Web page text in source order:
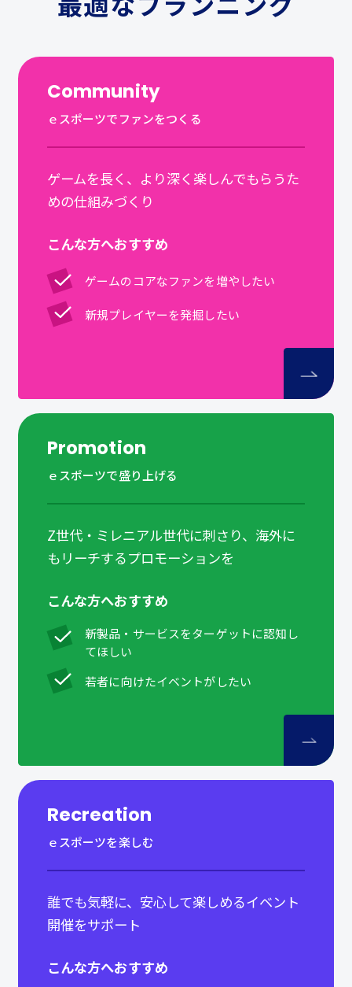
Community
ｅスポーツでファンをつくる
ゲームを長く、より深く楽しんでもらうた
めの仕組みづくり
こんな方へおすすめ
ゲームのコアなファンを増やしたい
新規プレイヤーを発掘したい
Promotion
ｅスポーツで盛り上げる
Z世代・ミレニアル世代に刺さり、海外に
もリーチするプロモーションを
こんな方へおすすめ
新製品・サービスをターゲットに認知し
てほしい
若者に向けたイベントがしたい
Recreation
ｅスポーツを楽しむ
誰でも気軽に、安心して楽しめるイベント
開催をサポート
こんな方へおすすめ